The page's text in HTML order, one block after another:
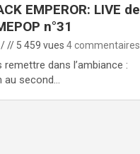
EMPEROR: LIVE de
n°31
// 5 459 vues 4 commentaires
dans l’ambiance :
au second…